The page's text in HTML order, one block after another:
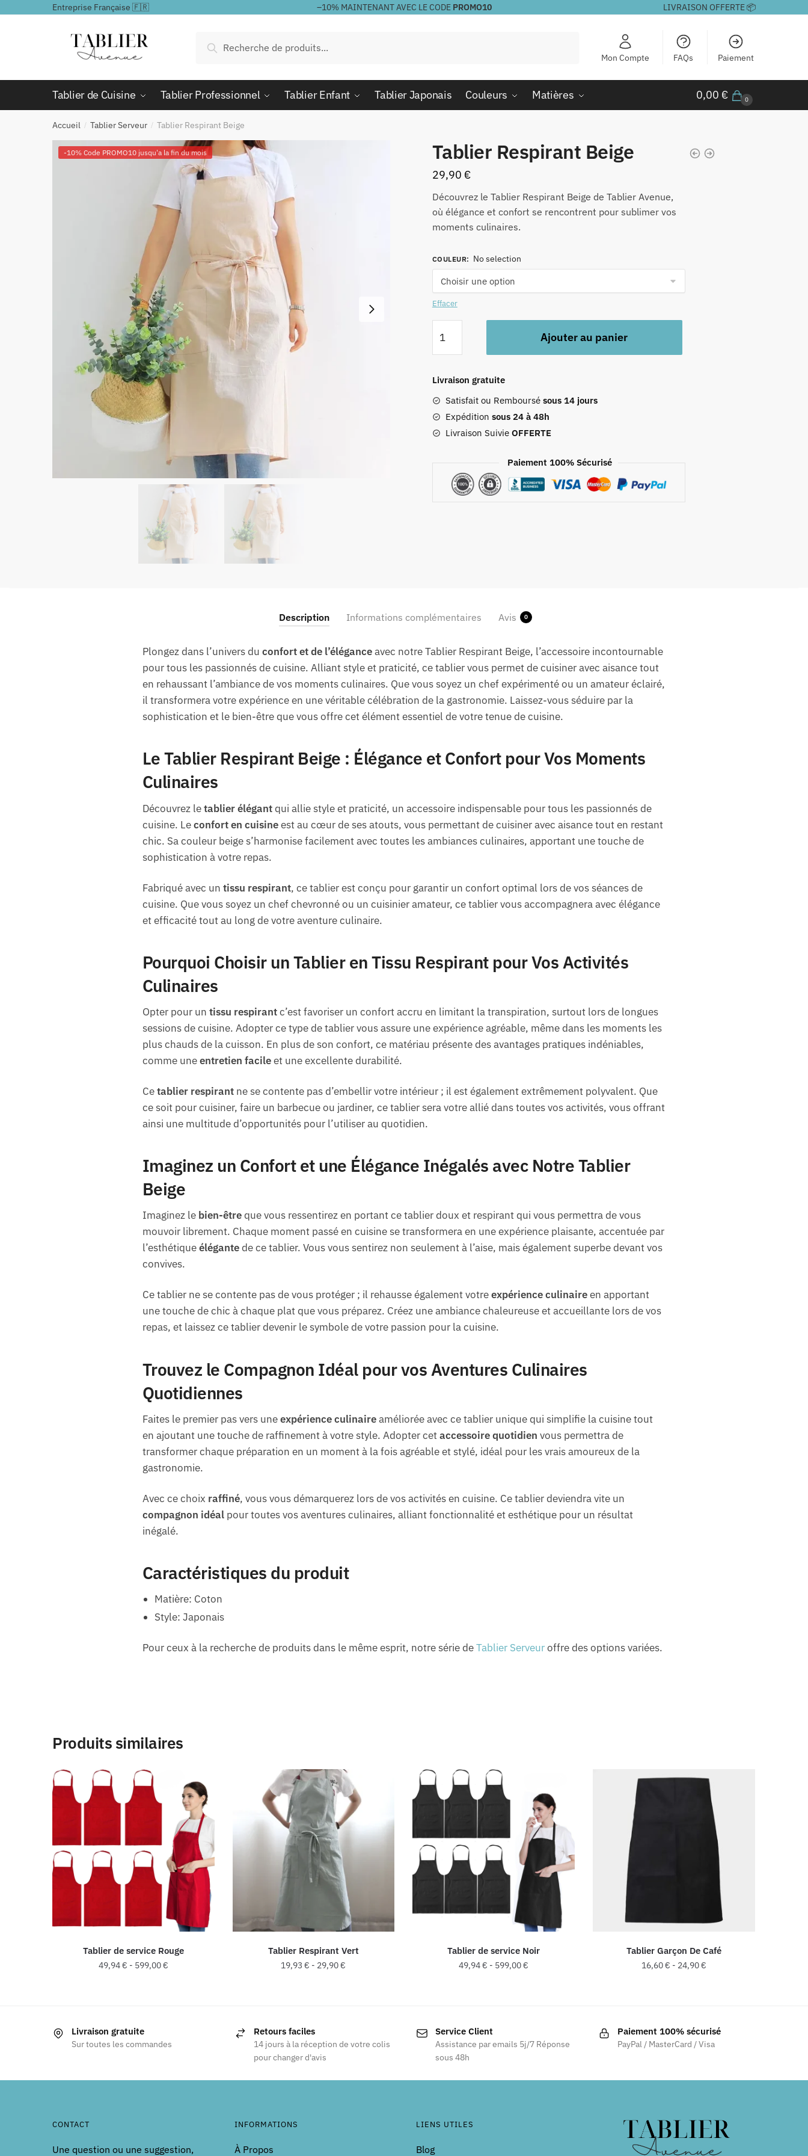
Entreprise Française 🇫🇷 –10% MAINTENANT AVEC LE CODE PROMO10 LIVRAISON OFFERTE 📦
pour :
Recherche
Mon Compte FAQs Paiement
Tablier de Cuisine Tablier Professionnel Tablier Enfant Tablier Japonais Couleurs Matières 0,00 € 0
Accueil / Tablier Serveur / Tablier Respirant Beige
-10% Code PROMO10 jusqu'a la fin du mois Tablier Respirant Beige
29,90 €
Découvrez le Tablier Respirant Beige de Tablier Avenue,
où élégance et confort se rencontrent pour sublimer vos
moments culinaires.
COULEUR: No selection
Effacer
de
Tablier
Beige
Ajouter au panier
Livraison gratuite
Satisfait ou Remboursé sous 14 jours
Expédition sous 24 à 48h
Livraison Suivie OFFERTE
Paiement 100% Sécurisé
Description Informations complémentaires Avis 0
Plongez dans l’univers du confort et de l’éléganceavec notre Tablier Respirant Beige, l’accessoire incontournable
pour tous les passionnés de cuisine. Alliant style et praticité, ce tablier vous permet de cuisiner avec aisance tout
en rehaussant l’ambiance de vos moments culinaires. Que vous soyez un chef expérimenté ou un amateur éclairé,
il transformera votre expérience en une véritable célébration de la gastronomie. Laissez-vous séduire par la
sophistication et le bien-être que vous offre cet élément essentiel de votre tenue de cuisine.
Le Tablier Respirant Beige : Élégance et Confort pour Vos Moments
Culinaires
Découvrez letablier élégantqui allie style et praticité, un accessoire indispensable pour tous les passionnés de
cuisine. Leconfort en cuisineest au cœur de ses atouts, vous permettant de cuisiner avec aisance tout en restant
chic. Sa couleur beige s’harmonise facilement avec toutes les ambiances culinaires, apportant une touche de
sophistication à votre repas.
Fabriqué avec un tissu respirant, ce tablier est conçu pour garantir un confort optimal lors de vos séances de
cuisine. Que vous soyez un chef chevronné ou un cuisinier amateur, ce tablier vous accompagnera avec élégance
et efficacité tout au long de votre aventure culinaire.
Pourquoi Choisir un Tablier en Tissu Respirant pour Vos Activités
Culinaires
Opter pour un tissu respirantc’est favoriser un confort accru en limitant la transpiration, surtout lors de longues
sessions de cuisine. Adopter ce type de tablier vous assure une expérience agréable, même dans les moments les
plus chauds de la cuisson. En plus de son confort, ce matériau présente des avantages pratiques indéniables,
comme uneentretien facileet une excellente durabilité.
Cetablier respirantne se contente pas d’embellir votre intérieur ; il est également extrêmement polyvalent. Que
ce soit pour cuisiner, faire un barbecue ou jardiner, ce tablier sera votre allié dans toutes vos activités, vous offrant
ainsi une multitude d’opportunités pour l’utiliser au quotidien.
Imaginez un Confort et une Élégance Inégalés avec Notre Tablier
Beige
Imaginez le bien-êtreque vous ressentirez en portant ce tablier doux et respirant qui vous permettra de vous
mouvoir librement. Chaque moment passé en cuisine se transformera en une expérience plaisante, accentuée par
l’esthétiqueélégantede ce tablier. Vous vous sentirez non seulement à l’aise, mais également superbe devant vos
convives.
Ce tablier ne se contente pas de vous protéger ; il rehausse également votreexpérience culinaireen apportant
une touche de chic à chaque plat que vous préparez. Créez une ambiance chaleureuse et accueillante lors de vos
repas, et laissez ce tablier devenir le symbole de votre passion pour la cuisine.
Trouvez le Compagnon Idéal pour vos Aventures Culinaires
Quotidiennes
Faites le premier pas vers uneexpérience culinaireaméliorée avec ce tablier unique qui simplifie la cuisine tout
en ajoutant une touche de raffinement à votre style. Adopter cetaccessoire quotidien vous permettra de
transformer chaque préparation en un moment à la fois agréable et stylé, idéal pour les vrais amoureux de la
gastronomie.
Avec ce choix raffiné, vous vous démarquerez lors de vos activités en cuisine. Ce tablier deviendra vite un
compagnon idéalpour toutes vos aventures culinaires, alliant fonctionnalité et esthétique pour un résultat
inégalé.
Caractéristiques du produit
Matière: Coton
Style: Japonais
Pour ceux à la recherche de produits dans le même esprit, notre série deTablier Serveuroffre des options variées.
Produits similaires
Tablier de service Rouge
49,94€ - 599,00€
plusieurs
variations.
options
la
Tablier Respirant Vert
19,93€ - 29,90€
plusieurs
variations.
Les
options
Tablier de service Noir
49,94€ - 599,00€
variations.
options
Tablier Garçon De Café
16,60€ - 24,90€
Livraison gratuite
Sur toutes les commandes
Retours faciles
14 jours à la réception de votre colis
pour changer d'avis
Service Client
Assistance par emails 5j/7 Réponse
sous 48h
Paiement 100% sécurisé
PayPal / MasterCard / Visa
CONTACT
Une question ou une suggestion,
INFORMATIONS
À Propos
LIENS UTILES
Blog